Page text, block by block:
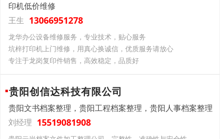
印机低价维修
王生 13066951278
龙华办公设备维修服务，专业技术，贴心服务
坑梓打印机上门维修，用真心换诚信，优质服务请放心
专注于龙岗复印件销售，高效稳定，品质好
贵阳创信达科技有限公司
贵阳文书档案整理，贵阳工程档案整理，贵阳人事档案整理
刘经理 15519081908